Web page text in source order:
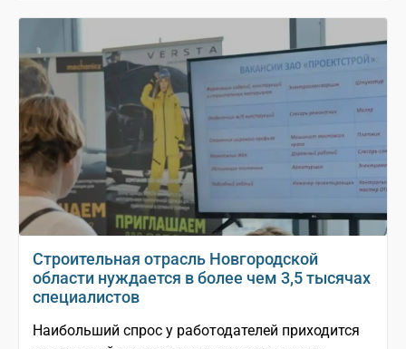
Строительная отрасль Новгородской
области нуждается в более чем 3,5 тысячах
специалистов
Наибольший спрос у работодателей приходится